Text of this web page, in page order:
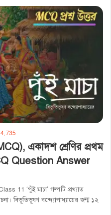
4,735
একাদশ শ্রেণির প্রথম
Question Answer
11 ‘পুঁই মাচা’ গল্পটি প্রখ্যাত
বিভূতিভূষণ বন্দ্যোপাধ্যায়ের জন্ম ১২